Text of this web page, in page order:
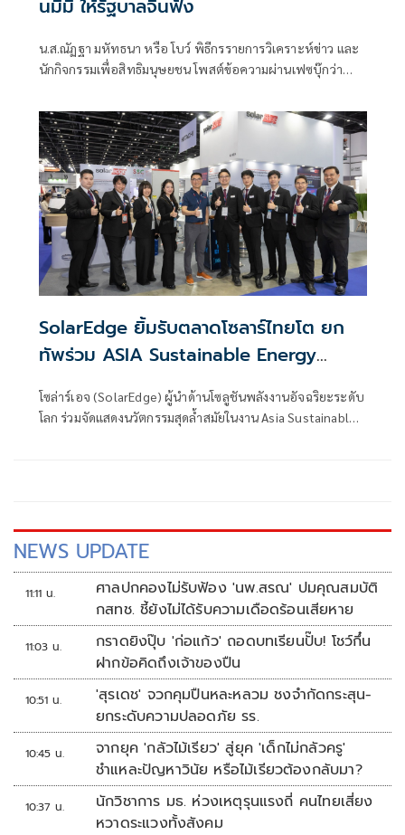
นมี่มี่ ให้รัฐบาลจีนฟัง
น.ส.ณัฏฐา มหัทธนา หรือ โบว์ พิธีกรรายการวิเคราะห์ข่าว และ
นักกิจกรรมเพื่อสิทธิมนุษยชน โพสต์ข้อความผ่านเฟซบุ๊กว่า
เฉียง ของจีนนั่งปรบมืออยู่ข้างๆ ซึ่งเป็นบรรยากาศทางการทูต
ระดับ 10/10 หลังการเซ็น MOU 15 ฉบับ
SolarEdge ยิ้มรับตลาดโซลาร์ไทยโต ยก
ทัพร่วม ASIA Sustainable Energy
ครบวงจร ปลอดภัยทั้งระบบไฟฟ้าและ
โซล่าร์เอจ (SolarEdge) ผู้นำด้านโซลูชันพลังงานอัจฉริยะระดับ
โลก ร่วมจัดแสดงนวัตกรรมสุดล้ำสมัยในงาน Asia Sustainable
NEWS UPDATE
11:11 น.
ศาลปกคองไม่รับฟ้อง 'นพ.สรณ' ปมคุณสมบัติ
กสทช. ชี้ยังไม่ได้รับความเดือดร้อนเสียหาย
11:03 น.
กราดยิงปุ๊บ 'ก่อแก้ว' ถอดบทเรียนปั๊บ! โชว์กึ๋น
ฝากข้อคิดถึงเจ้าของปืน
10:51 น.
'สุรเดช' จวกคุมปืนหละหลวม ชงจำกัดกระสุน-
ยกระดับความปลอดภัย รร.
10:45 น.
จากยุค 'กลัวไม้เรียว' สู่ยุค 'เด็กไม่กลัวครู'
ชำแหละปัญหาวินัย หรือไม้เรียวต้องกลับมา?
10:37 น.
นักวิชาการ มธ. ห่วงเหตุรุนแรงถี่ คนไทยเสี่ยง
หวาดระแวงทั้งสังคม